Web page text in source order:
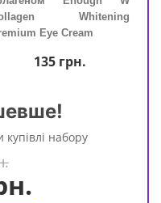
Whitening
Eye Cream
135грн.
набору